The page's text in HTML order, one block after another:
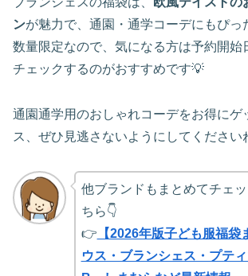
ンが魅力で、通園・通学コーデにもぴっ
数量限定なので、気になる方は予約開始
チェックするのがおすすめです💡
通園通学用のおしゃれコーデをお得にゲ
ス、ぜひ見逃さないようにしてください
他ブランドもまとめてチェ
ちら👇
👉 【2026年版子ども服福袋
ウス・ブランシェス・プテ